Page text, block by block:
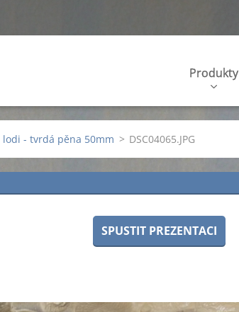
Produkty
lodi - tvrdá pěna 50mm > DSC04065.JPG
SPUSTIT PREZENTACI